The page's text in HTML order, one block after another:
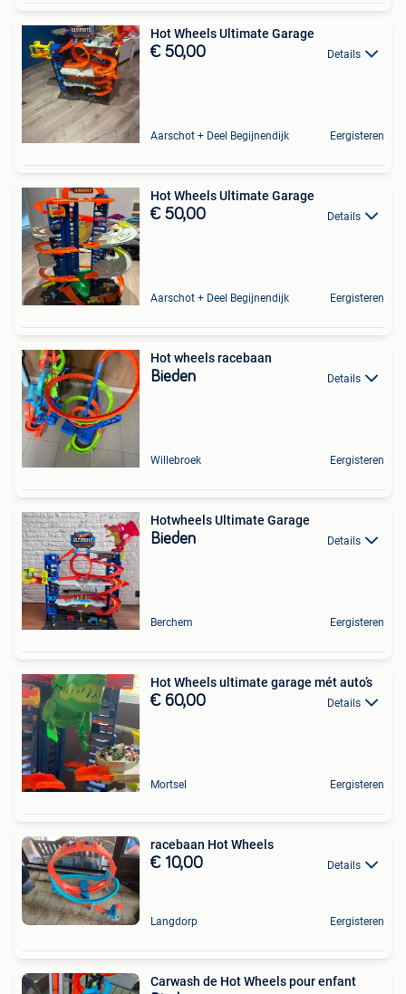
Hot Wheels Ultimate Garage
€ 50,00 Details
Aarschot + Deel Begijnendijk Eergisteren
Hot Wheels Ultimate Garage
€ 50,00 Details
Aarschot + Deel Begijnendijk Eergisteren
Hot wheels racebaan
Bieden Details
Willebroek Eergisteren
Hotwheels Ultimate Garage
Bieden Details
Berchem Eergisteren
Hot Wheels ultimate garage mét auto’s
€ 60,00 Details
Mortsel Eergisteren
racebaan Hot Wheels
€ 10,00 Details
Langdorp Eergisteren
Carwash de Hot Wheels pour enfant